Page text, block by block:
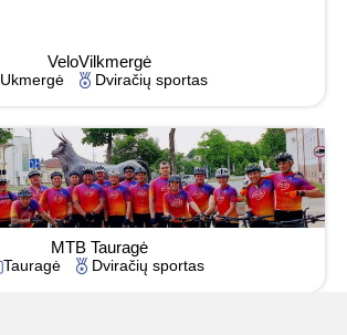
VeloVilkmergė
Ukmergė Dviračių sportas
MTB Tauragė
Tauragė Dviračių sportas